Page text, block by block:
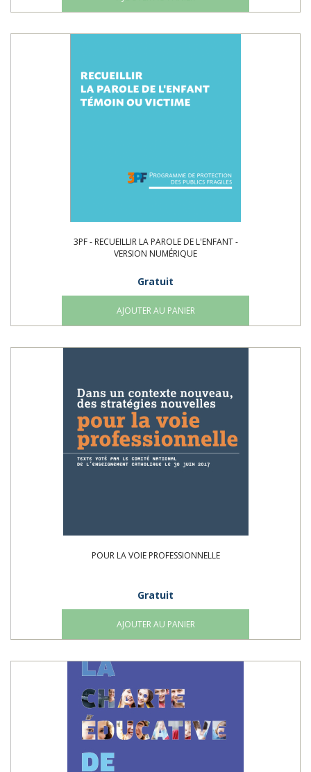
3PF - RECUEILLIR LA PAROLE DE L'ENFANT -
VERSION NUMÉRIQUE
Gratuit
AJOUTER AU PANIER
POUR LA VOIE PROFESSIONNELLE
Gratuit
AJOUTER AU PANIER